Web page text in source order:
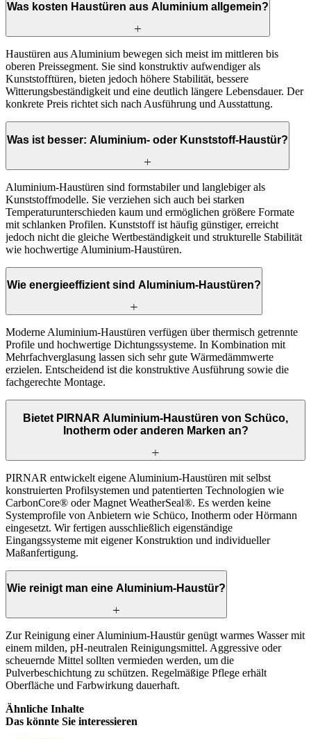
Was kosten Haustüren aus Aluminium allgemein?
Haustüren aus Aluminium bewegen sich meist im mittleren bis
oberen Preissegment. Sie sind konstruktiv aufwendiger als
Kunststofftüren, bieten jedoch höhere Stabilität, bessere
Witterungsbeständigkeit und eine deutlich längere Lebensdauer. Der
konkrete Preis richtet sich nach Ausführung und Ausstattung.
Was ist besser: Aluminium- oder Kunststoff-Haustür?
Aluminium-Haustüren sind formstabiler und langlebiger als
Kunststoffmodelle. Sie verziehen sich auch bei starken
Temperaturunterschieden kaum und ermöglichen größere Formate
mit schlanken Profilen. Kunststoff ist häufig günstiger, erreicht
jedoch nicht die gleiche Wertbeständigkeit und strukturelle Stabilität
wie hochwertige Aluminium-Haustüren.
Wie energieeffizient sind Aluminium-Haustüren?
Moderne Aluminium-Haustüren verfügen über thermisch getrennte
Profile und hochwertige Dichtungssysteme. In Kombination mit
Mehrfachverglasung lassen sich sehr gute Wärmedämmwerte
erzielen. Entscheidend ist die konstruktive Ausführung sowie die
fachgerechte Montage.
Bietet PIRNAR Aluminium-Haustüren von Schüco,
Inotherm oder anderen Marken an?
PIRNAR entwickelt eigene Aluminium-Haustüren mit selbst
konstruierten Profilsystemen und patentierten Technologien wie
CarbonCore® oder Magnet WeatherSeal®. Es werden keine
Systemprofile von Anbietern wie Schüco, Inotherm oder Hörmann
eingesetzt. Wir fertigen ausschließlich eigenständige
Eingangssysteme mit eigener Konstruktion und individueller
Maßanfertigung.
Wie reinigt man eine Aluminium-Haustür?
Zur Reinigung einer Aluminium-Haustür genügt warmes Wasser mit
einem milden, pH-neutralen Reinigungsmittel. Aggressive oder
scheuernde Mittel sollten vermieden werden, um die
Pulverbeschichtung zu schützen. Regelmäßige Pflege erhält
Oberfläche und Farbwirkung dauerhaft.
Ähnliche Inhalte
Das könnte Sie interessieren